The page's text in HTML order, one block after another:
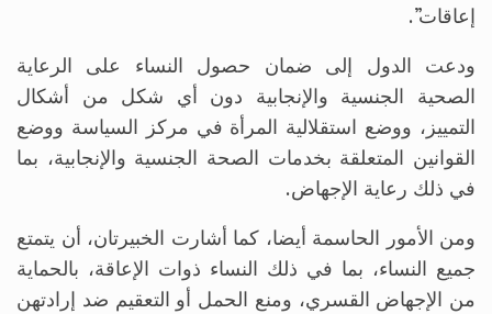
إعاقات”.
ودعت الدول إلى ضمان حصول النساء على الرعاية
الصحية الجنسية والإنجابية دون أي شكل من أشكال
التمييز، ووضع استقلالية المرأة في مركز السياسة ووضع
القوانين المتعلقة بخدمات الصحة الجنسية والإنجابية، بما
في ذلك رعاية الإجهاض.
ومن الأمور الحاسمة أيضا، كما أشارت الخبيرتان، أن يتمتع
جميع النساء، بما في ذلك النساء ذوات الإعاقة، بالحماية
من الإجهاض القسري، ومنع الحمل أو التعقيم ضد إرادتهن